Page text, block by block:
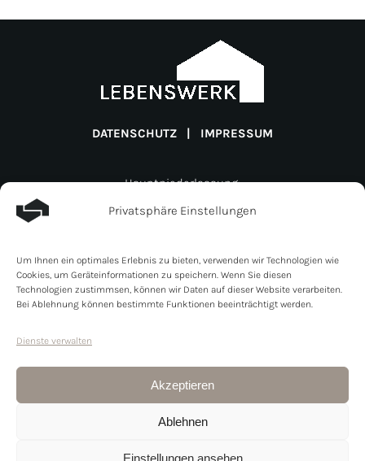
Privatsphäre Einstellungen
Um Ihnen ein optimales Erlebnis zu bieten, verwenden wir Technologien wie
Cookies, um Geräteinformationen zu speichern. Wenn Sie diesen
Technologien zustimmsen, können wir Daten auf dieser Website verarbeiten.
Bei Ablehnung können bestimmte Funktionen beeinträchtigt werden.
Dienste verwalten
Akzeptieren
Ablehnen
Einstellungen ansehen
DATENSCHUTZ | IMPRESSUM
Hauptniederlassung:
Lebenswerk Invest GmbH
Schweiz
Zweigniederlassung:
Lebenswerk Invest GmbH